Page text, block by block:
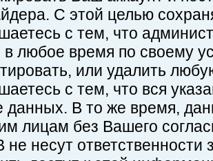
С этой целью
с тем, что
в любое время по своему
или удалить
с тем, что вся
данных. В то же время,
лицам без Вашего
не несут ответственности